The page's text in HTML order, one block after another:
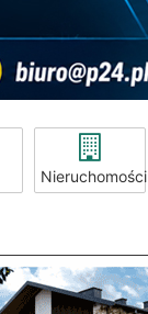
Nieruchomości